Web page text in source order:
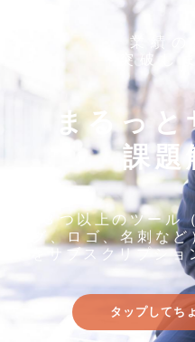
業績
突破し
まるっ
課題
３つ以上のツール
グ、ロゴ、名刺な
をサブスクリプシ
タップしてち